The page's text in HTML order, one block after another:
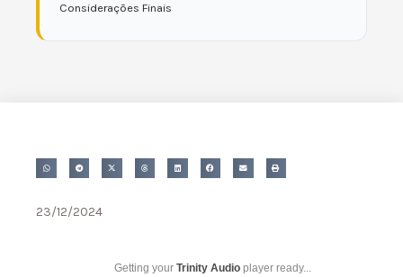
Considerações Finais
23/12/2024
Getting your Trinity Audio player ready...